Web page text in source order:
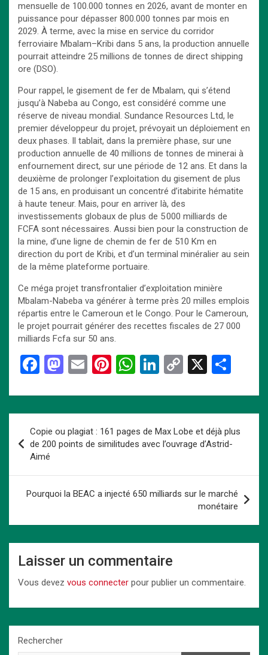
mensuelle de 100.000 tonnes en 2026, avant de monter en
puissance pour dépasser 800.000 tonnes par mois en
2029. À terme, avec la mise en service du corridor
ferroviaire Mbalam–Kribi dans 5 ans, la production annuelle
pourrait atteindre 25 millions de tonnes de direct shipping
ore (DSO).
Pour rappel, le gisement de fer de Mbalam, qui s’étend
jusqu’à Nabeba au Congo, est considéré comme une
réserve de niveau mondial. Sundance Resources Ltd, le
premier développeur du projet, prévoyait un déploiement en
deux phases. Il tablait, dans la première phase, sur une
production annuelle de 40 millions de tonnes de minerai à
enfournement direct, sur une période de 12 ans. Et dans la
deuxième de prolonger l’exploitation du gisement de plus
de 15 ans, en produisant un concentré d’itabirite hématite
à haute teneur. Mais, pour en arriver là, des
investissements globaux de plus de 5 000 milliards de
FCFA sont nécessaires. Aussi bien pour la construction de
la mine, d’une ligne de chemin de fer de 510 Km en
direction du port de Kribi, et d’un terminal minéralier au sein
de la même plateforme portuaire.
Ce méga projet transfrontalier d’exploitation minière
Mbalam-Nabeba va générer à terme près 20 milles emplois
répartis entre le Cameroun et le Congo. Pour le Cameroun,
le projet pourrait générer des recettes fiscales de 27 000
milliards Fcfa sur 50 ans.
F
ce
b
o
o
k
M
st
o
d
n
E
ail
Pi
er
es
t
W
at
A
p
Li
ke
dI
n
C
py
Li
n
X
ta
er
de
l’article
Copie ou plagiat : 161 pages de Max Lobe et déjà plus
de 200 points de similitudes avec l’ouvrage d’Astrid-
Aimé
Pourquoi la BEAC a injecté 650 milliards sur le marché
monétaire
Laisser un commentaire
Vous devez vous connecter pour publier un commentaire.
Rechercher